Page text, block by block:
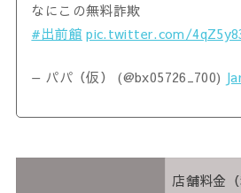
なにこの無料詐欺
#出前館 pic.twitter.com/
— パパ（仮） (@bx05726_700)
店舗料金